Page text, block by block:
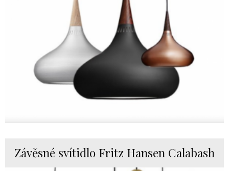
Závěsné svítidlo Fritz Hansen Calabash